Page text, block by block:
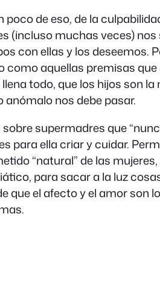
poco de eso, de la
(incluso muchas veces)
con ellas y los deseemos.
como aquellas premisas
todo, que los hijos son
nos debe pasar.
supermadres que
para ella criar y cuidar.
“natural” de las
para sacar a la luz
que el afecto y el amor son